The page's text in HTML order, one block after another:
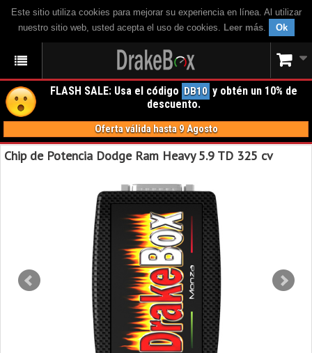
Este sitio utiliza cookies para mejorar su experiencia en línea. Al utilizar
nuestro sitio web, usted acepta el uso de cookies. Leer más. Ok
FLASH SALE: Usa el código DB10 y obtén un 10% de
descuento.
Oferta válida hasta 9 Agosto
Chip de Potencia Dodge Ram Heavy 5.9 TD 325 cv